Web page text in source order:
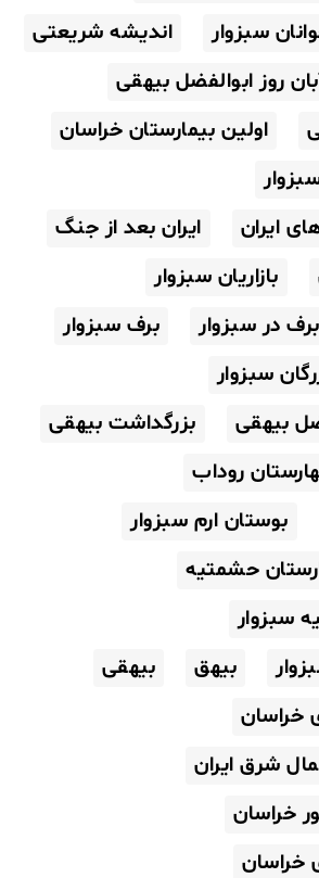
سبزوار
اندیشه شریعتی
روز ابوالفضل بیهقی
اولین بیمارستان خراسان
ایران
ایران بعد از جنگ
بازاریان سبزوار
برف در سبزوار
برف سبزوار
سبزوار
بیهقی
بزرگداشت بیهقی
روداب
بوستان ارم سبزوار
حشمتیه
سبزوار
بیهق
بیهقی
خراسان
شرق ایران
خراسان
خراسان